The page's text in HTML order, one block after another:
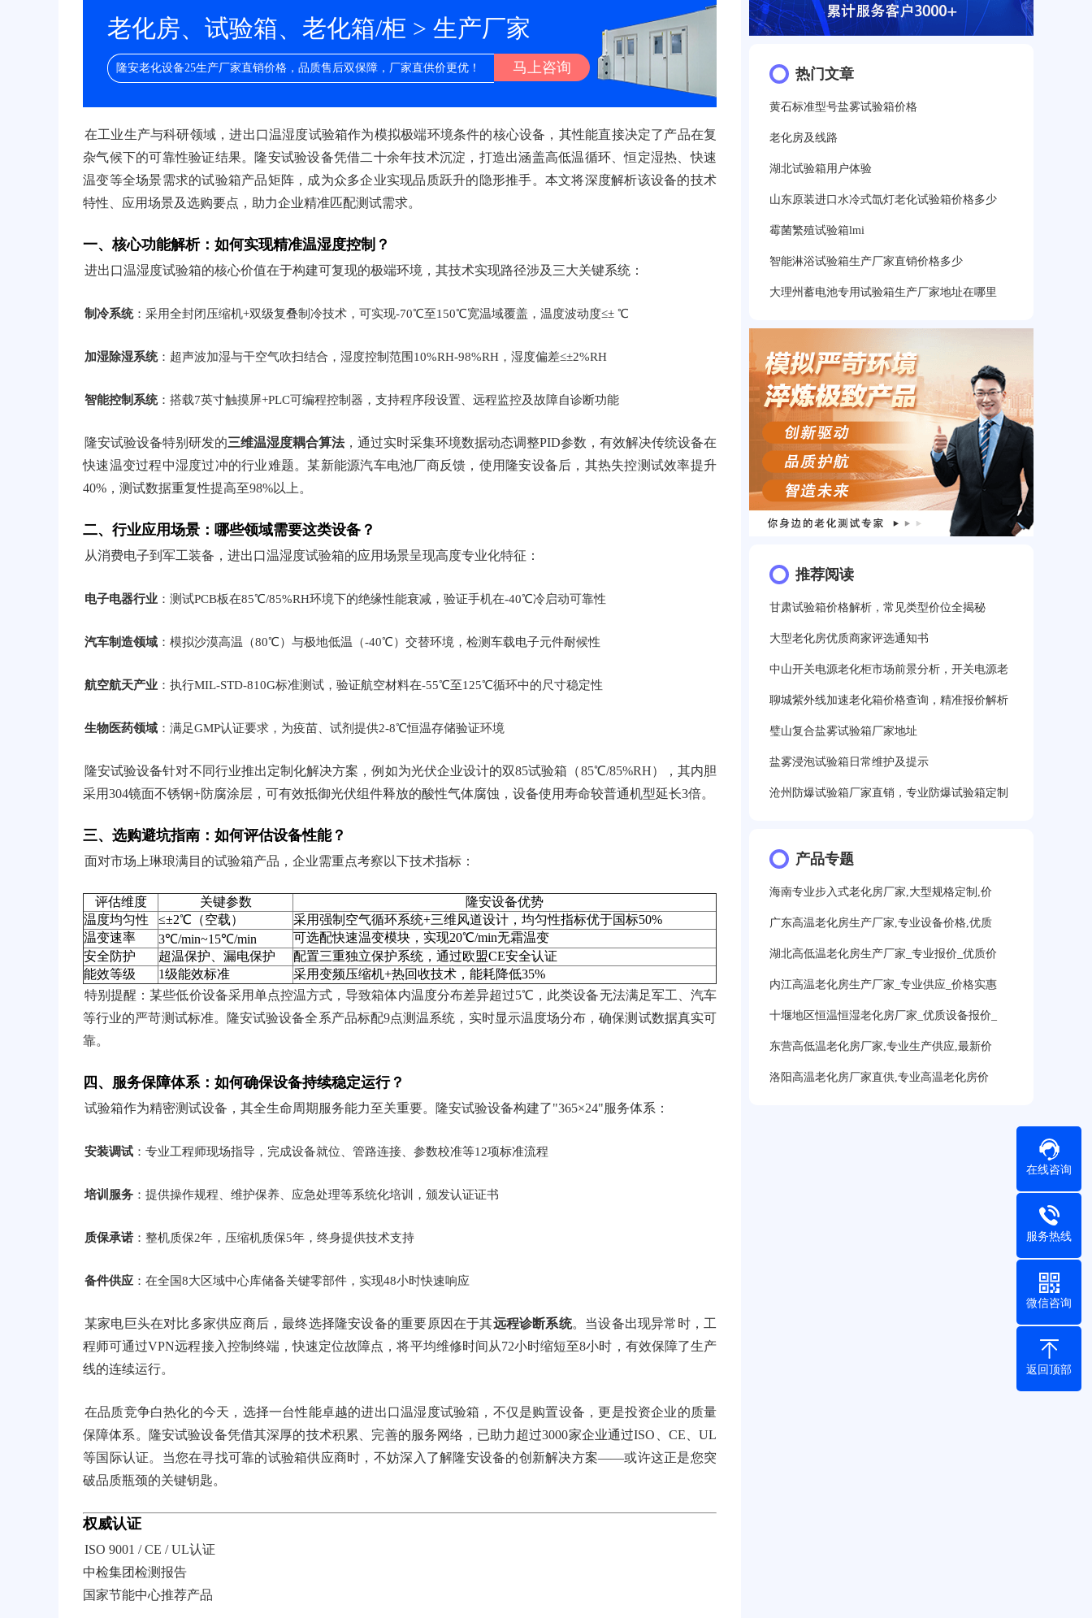
老化房、试验箱、老化箱/柜 > 生产厂家
隆安老化设备25生产厂家直销价格，品质售后双保障，厂家直供价更优！ 马上咨询
在工业生产与科研领域，进出口温湿度试验箱作为模拟极端环境条件的核心设备，其性能直接决定了产品在复
杂气候下的可靠性验证结果。隆安试验设备凭借二十余年技术沉淀，打造出涵盖高低温循环、恒定湿热、快速
温变等全场景需求的试验箱产品矩阵，成为众多企业实现品质跃升的隐形推手。本文将深度解析该设备的技术
特性、应用场景及选购要点，助力企业精准匹配测试需求。
一、核心功能解析：如何实现精准温湿度控制？
进出口温湿度试验箱的核心价值在于构建可复现的极端环境，其技术实现路径涉及三大关键系统：
制冷系统：采用全封闭压缩机+双级复叠制冷技术，可实现-70℃至150℃宽温域覆盖，温度波动度≤± ℃
加湿除湿系统：超声波加湿与干空气吹扫结合，湿度控制范围10%RH-98%RH，湿度偏差≤±2%RH
智能控制系统：搭载7英寸触摸屏+PLC可编程控制器，支持程序段设置、远程监控及故障自诊断功能
隆安试验设备特别研发的三维温湿度耦合算法，通过实时采集环境数据动态调整PID参数，有效解决传统设备在
快速温变过程中湿度过冲的行业难题。某新能源汽车电池厂商反馈，使用隆安设备后，其热失控测试效率提升
40%，测试数据重复性提高至98%以上。
二、行业应用场景：哪些领域需要这类设备？
从消费电子到军工装备，进出口温湿度试验箱的应用场景呈现高度专业化特征：
电子电器行业 ：测试PCB板在85℃/85%RH环境下的绝缘性能衰减，验证手机在-40℃冷启动可靠性
汽车制造领域 ：模拟沙漠高温（80℃）与极地低温（-40℃）交替环境，检测车载电子元件耐候性
航空航天产业 ：执行MIL-STD-810G标准测试，验证航空材料在-55℃至125℃循环中的尺寸稳定性
生物医药领域 ：满足GMP认证要求，为疫苗、试剂提供2-8℃恒温存储验证环境
隆安试验设备针对不同行业推出定制化解决方案，例如为光伏企业设计的双85试验箱（85℃/85%RH），其内胆
采用304镜面不锈钢+防腐涂层，可有效抵御光伏组件释放的酸性气体腐蚀，设备使用寿命较普通机型延长3倍。
三、选购避坑指南：如何评估设备性能？
面对市场上琳琅满目的试验箱产品，企业需重点考察以下技术指标：
评估维度 关键参数
隆安设备优势
温度均匀性
≤±2℃（空载）
采用强制空气循环系统+三维风道设计，均匀性指标优于国标50%
温变速率
3℃/min~15℃/min
可选配快速温变模块，实现20℃/min无霜温变
安全防护
超温保护、漏电保护
配置三重独立保护系统，通过欧盟CE安全认证
能效等级
1级能效标准
采用变频压缩机+热回收技术，能耗降低35%
特别提醒：某些低价设备采用单点控温方式，导致箱体内温度分布差异超过5℃，此类设备无法满足军工、汽车
等行业的严苛测试标准。隆安试验设备全系产品标配9点测温系统，实时显示温度场分布，确保测试数据真实可
靠。
四、服务保障体系：如何确保设备持续稳定运行？
试验箱作为精密测试设备，其全生命周期服务能力至关重要。隆安试验设备构建了"365×24"服务体系：
安装调试 ：专业工程师现场指导，完成设备就位、管路连接、参数校准等12项标准流程
培训服务 ：提供操作规程、维护保养、应急处理等系统化培训，颁发认证证书
质保承诺 ：整机质保2年，压缩机质保5年，终身提供技术支持
备件供应 ：在全国8大区域中心库储备关键零部件，实现48小时快速响应
某家电巨头在对比多家供应商后，最终选择隆安设备的重要原因在于其远程诊断系统。当设备出现异常时，工
程师可通过VPN远程接入控制终端，快速定位故障点，将平均维修时间从72小时缩短至8小时，有效保障了生产
线的连续运行。
在品质竞争白热化的今天，选择一台性能卓越的进出口温湿度试验箱，不仅是购置设备，更是投资企业的质量
保障体系。隆安试验设备凭借其深厚的技术积累、完善的服务网络，已助力超过3000家企业通过ISO、CE、UL
等国际认证。当您在寻找可靠的试验箱供应商时，不妨深入了解隆安设备的创新解决方案——或许这正是您突
破品质瓶颈的关键钥匙。
权威认证
ISO 9001 / CE / UL认证
中检集团检测报告
国家节能中心推荐产品
热门文章
黄石标准型号盐雾试验箱价格
老化房及线路
湖北试验箱用户体验
山东原装进口水冷式氙灯老化试验箱价格多少
霉菌繁殖试验箱lmi
智能淋浴试验箱生产厂家直销价格多少
大理州蓄电池专用试验箱生产厂家地址在哪里
推荐阅读
甘肃试验箱价格解析，常见类型价位全揭秘
大型老化房优质商家评选通知书
中山开关电源老化柜市场前景分析，开关电源老
聊城紫外线加速老化箱价格查询，精准报价解析
璧山复合盐雾试验箱厂家地址
盐雾浸泡试验箱日常维护及提示
沧州防爆试验箱厂家直销，专业防爆试验箱定制
产品专题
海南专业步入式老化房厂家,大型规格定制,价
广东高温老化房生产厂家,专业设备价格,优质
湖北高低温老化房生产厂家_专业报价_优质价
内江高温老化房生产厂家_专业供应_价格实惠
十堰地区恒温恒湿老化房厂家_优质设备报价_
东营高低温老化房厂家,专业生产供应,最新价
洛阳高温老化房厂家直供,专业高温老化房价
在线咨询
服务热线
微信咨询
返回顶部